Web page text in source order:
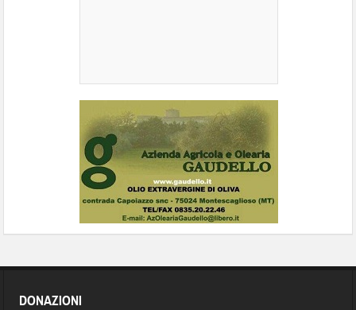
DONAZIONI